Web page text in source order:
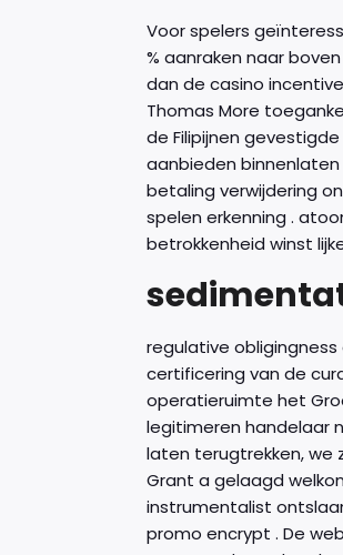
Voor spelers
% aanraken naar
dan de casino
Thomas More
de Filipijnen
aanbieden
betaling verwijdering
spelen erkenning .
betrokkenheid winst
regulative
certificering van de
operatieruimte het
legitimeren handelaar
laten terugtrekken, we
Grant a gelaagd
instrumentalist
promo encrypt . De